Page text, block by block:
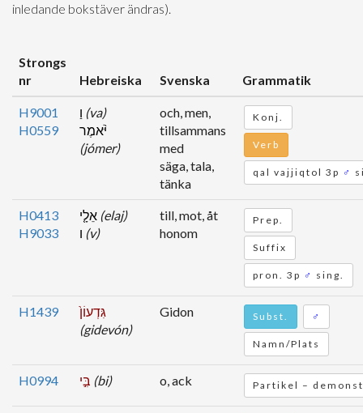
inledande bokstäver ändras).
Strongs
nr
Hebreiska Svenska Grammatik
H9001
H0559
(va)
יֹּ֨אמֶר
(jómer)
och, men,
tillsammans
med
säga, tala,
tänka
Konj.
Verb
qal vajjiqtol 3p ♂
H0413
H9033
(elaj)
(v)
till, mot, åt
honom
Prep.
Suffix
pron. 3p ♂ sing.
H1439
גִּדְעוֹן֙
(gidevón)
Gidon Subst. ♂
Namn/Plats
H0994 (bi) o, ack Partikel –